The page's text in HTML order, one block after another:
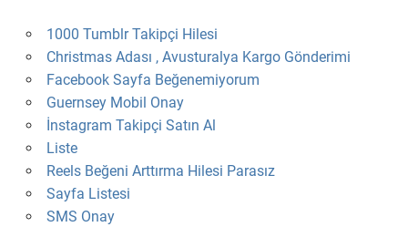
1000 Tumblr Takipçi Hilesi
Christmas Adası , Avusturalya Kargo Gönderimi
Facebook Sayfa Beğenemiyorum
Guernsey Mobil Onay
İnstagram Takipçi Satın Al
Liste
Reels Beğeni Arttırma Hilesi Parasız
Sayfa Listesi
SMS Onay